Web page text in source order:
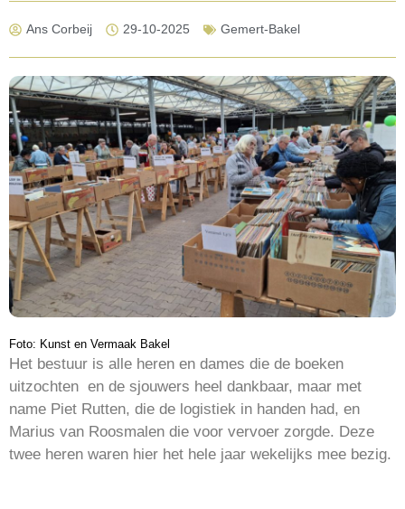
Ans Corbeij 29-10-2025 Gemert-Bakel
Foto: Kunst en Vermaak Bakel
Het bestuur is alle heren en dames die de boeken
uitzochten en de sjouwers heel dankbaar, maar met
name Piet Rutten, die de logistiek in handen had, en
Marius van Roosmalen die voor vervoer zorgde. Deze
twee heren waren hier het hele jaar wekelijks mee bezig.